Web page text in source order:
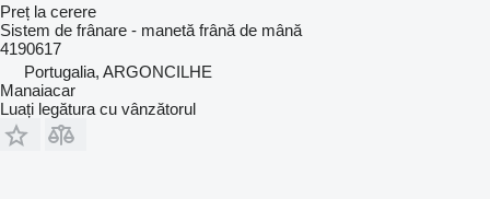
Preț la cerere
Sistem de frânare - manetă frână de mână
4190617
Portugalia, ARGONCILHE
Manaiacar
Luați legătura cu vânzătorul